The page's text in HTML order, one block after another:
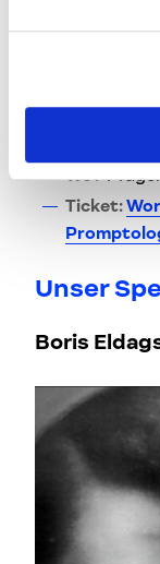
Wo?
Ticket:
Unser
Boris